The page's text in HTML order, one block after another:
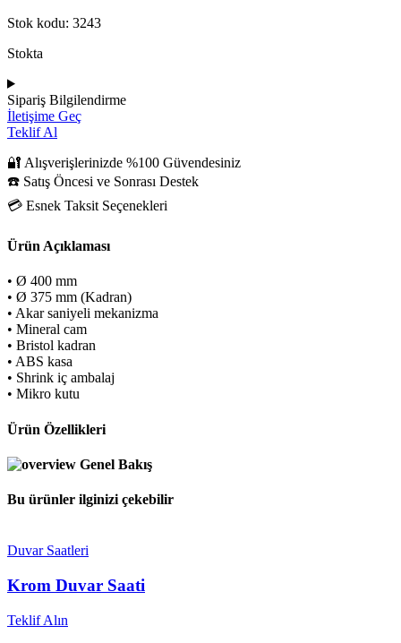
Stok kodu: 3243
Stokta
Sipariş Bilgilendirme
İletişime Geç
Teklif Al
🔐 Alışverişlerinizde %100 Güvendesiniz
☎️ Satış Öncesi ve Sonrası Destek
💳 Esnek Taksit Seçenekleri
Ürün Açıklaması
• Ø 400 mm
• Ø 375 mm (Kadran)
• Akar saniyeli mekanizma
• Mineral cam
• Bristol kadran
• ABS kasa
• Shrink iç ambalaj
• Mikro kutu
Ürün Özellikleri
Genel Bakış
Bu ürünler ilginizi çekebilir
Duvar Saatleri
Krom Duvar Saati
Teklif Alın